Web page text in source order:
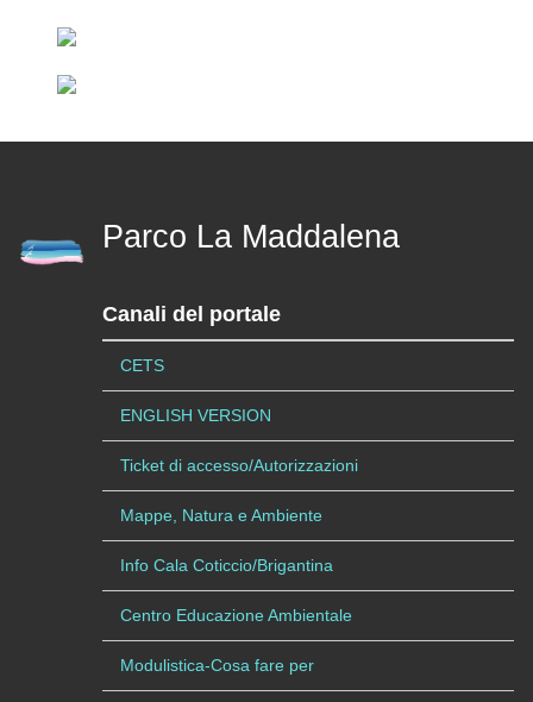
Parco La Maddalena
Canali del portale
CETS
ENGLISH VERSION
Ticket di accesso/Autorizzazioni
Mappe, Natura e Ambiente
Info Cala Coticcio/Brigantina
Centro Educazione Ambientale
Modulistica-Cosa fare per